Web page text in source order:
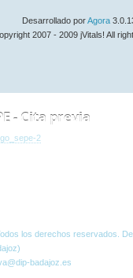
Desarrollado porAgora
2007 - 2009 jVitals! All
- Cita previa
los derechos reservados.
badajoz.es